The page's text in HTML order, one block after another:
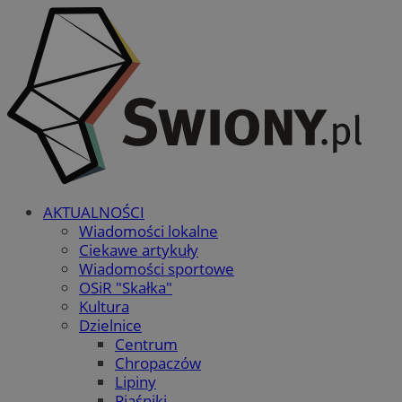
AKTUALNOŚCI
Wiadomości lokalne
Ciekawe artykuły
Wiadomości sportowe
OSiR "Skałka"
Kultura
Dzielnice
Centrum
Chropaczów
Lipiny